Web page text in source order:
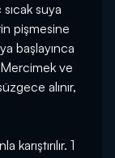
sıcak suya
pişmesine
başlayınca
ve
alınır,
karıştırılır. 1